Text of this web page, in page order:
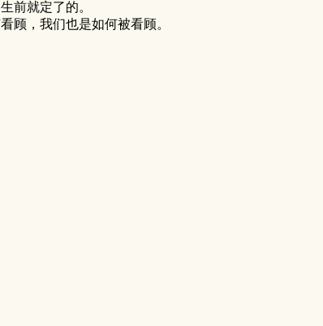
前就定了的。
顾，我们也是如何被看顾。